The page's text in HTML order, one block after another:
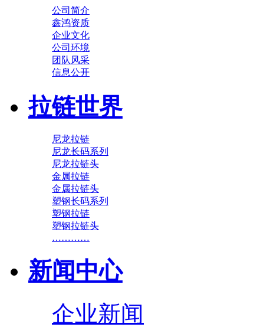
公司简介
鑫鸿资质
企业文化
公司环境
团队风采
信息公开
拉链世界
尼龙拉链
尼龙长码系列
尼龙拉链头
金属拉链
金属拉链头
塑钢长码系列
塑钢拉链
塑钢拉链头
…………
新闻中心
企业新闻